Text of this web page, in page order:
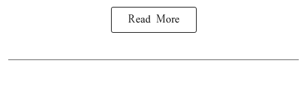
Read More